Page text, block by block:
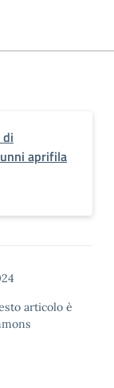
aprifila
articolo è